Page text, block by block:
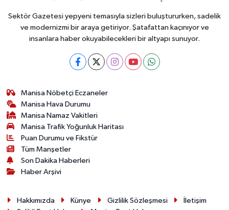
Sektör Gazetesi yepyeni temasıyla sizleri buluştururken, sadelik
ve modernizmi bir araya getiriyor. Şatafattan kaçınıyor ve
insanlara haber okuyabilecekleri bir altyapı sunuyor.
Manisa Nöbetçi Eczaneler
Manisa Hava Durumu
Manisa Namaz Vakitleri
Manisa Trafik Yoğunluk Haritası
Puan Durumu ve Fikstür
Tüm Manşetler
Son Dakika Haberleri
Haber Arşivi
Hakkımızda Künye Gizlilik Sözleşmesi
İletişim